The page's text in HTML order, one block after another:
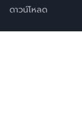
ดาวน์โหลด